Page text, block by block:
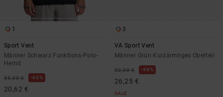
1
Sport Vent
Männer Schwarz Funktions-Polo-
Hemd
55,00 € 63%
20,62 €
3
VA Sport Vent
Männer Grün Kurzärmliges Oberteil
50,00 € 48%
26,25 €
SALE